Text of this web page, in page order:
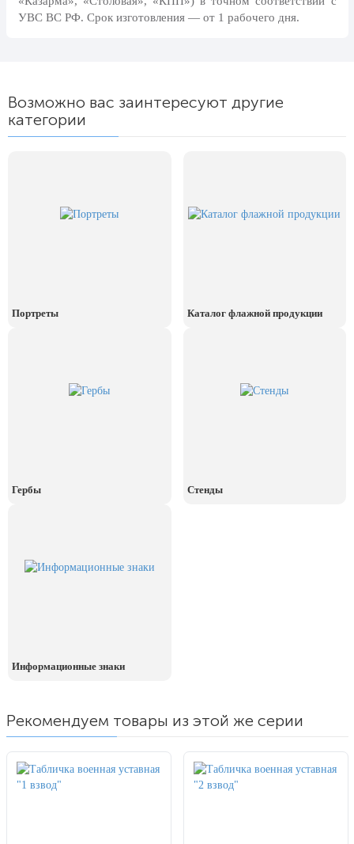
УВС ВС РФ. Срок изготовления — от 1 рабочего дня.
Возможно вас заинтересуют другие
категории
Портреты Каталог флажной продукции
Гербы Стенды
Информационные знаки
Рекомендуем товары из этой же серии